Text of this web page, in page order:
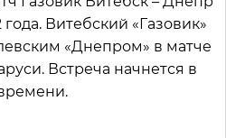
Витебский «Газовик»
«Днепром» в матче
Встреча начнется в